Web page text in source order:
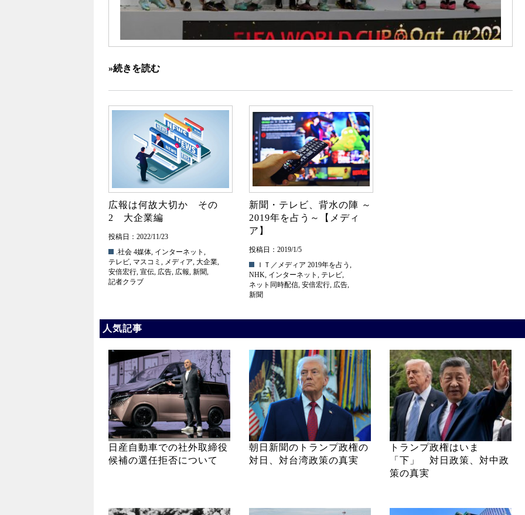
»続きを読む
広報は何故大切か その
2 大企業編
投稿日：2022/11/23
.社会 4媒体, インターネット ,
テレビ, マスコミ , メディア, 大企業,
安倍宏行, 宣伝, 広告, 広報, 新聞,
記者クラブ
新聞・テレビ、背水の陣 ～
2019年を占う～【メディ
ア】
投稿日：2019/1/5
ＩＴ／メディア 2019年を占う ,
NHK, インターネット , テレビ,
ネット同時配信, 安倍宏行, 広告,
新聞
人気記事
日産自動車での社外取締役
候補の選任拒否について
朝日新聞のトランプ政権の
対日、対台湾政策の真実
トランプ政権はいま
「下」 対日政策、対中政
策の真実